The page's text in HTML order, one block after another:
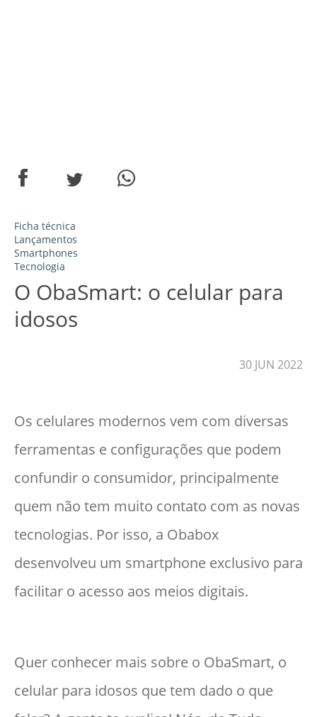
Ficha técnica
Lançamentos
Smartphones
Tecnologia
O ObaSmart: o celular para
idosos
30 JUN 2022
Os celulares modernos vem com diversas
ferramentas e configurações que podem
confundir o consumidor, principalmente
quem não tem muito contato com as novas
tecnologias. Por isso, a Obabox
desenvolveu um smartphone exclusivo para
facilitar o acesso aos meios digitais.
Quer conhecer mais sobre o ObaSmart, o
celular para idosos que tem dado o que